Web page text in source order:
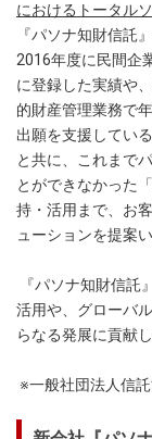
におけるトータル
『パソナ知財信託
2016年度に民間企
に登録した実績や
的財産管理業務で
出願を支援してい
と共に、これまで
とができなかった
持・活用まで、お
ューションを提案
『パソナ知財信託
活用や、グローバ
らなる発展に貢献
※一般社団法人信